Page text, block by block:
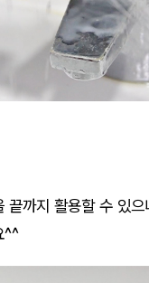
끝까지 활용할 수 있으
^^